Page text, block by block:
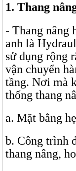
1. Thang
- Thang nâng
anh là
sử dụng rộng
vận chuyển
tầng. Nơi mà
thống thang
a. Mặt bằng
b. Công trình
thang nâng,